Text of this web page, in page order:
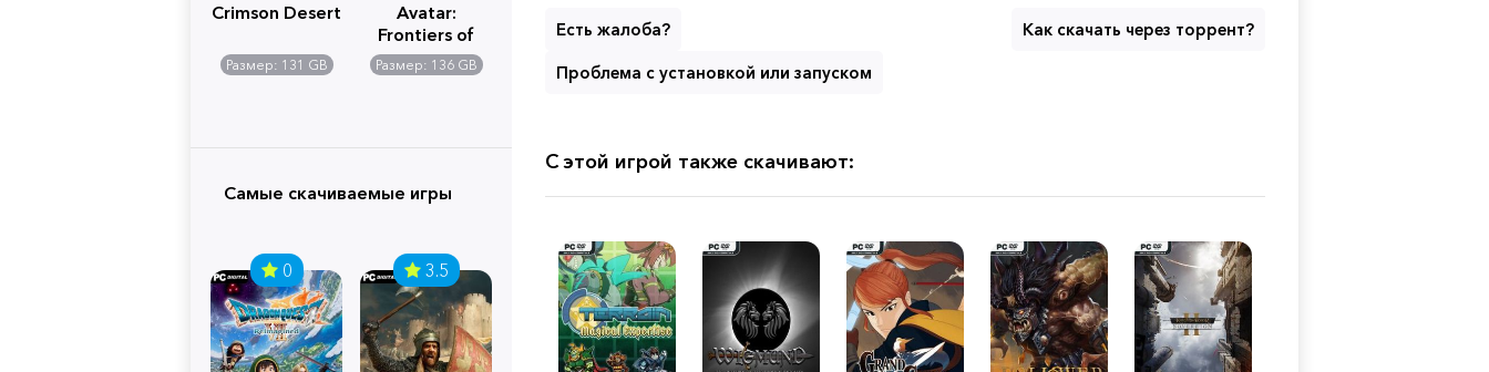
Crimson Desert
Размер: 131 GB
Avatar:
Frontiers of
Pandora
Размер: 136 GB
Самые скачиваемые игры
0 3.5
Есть жалоба? Как скачать через торрент?
Проблема с установкой или запуском
С этой игрой также скачивают: